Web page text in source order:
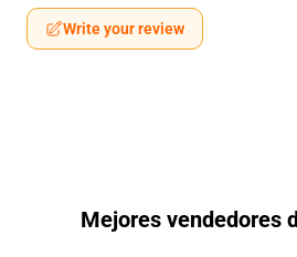
Write your review
Mejores vendedores